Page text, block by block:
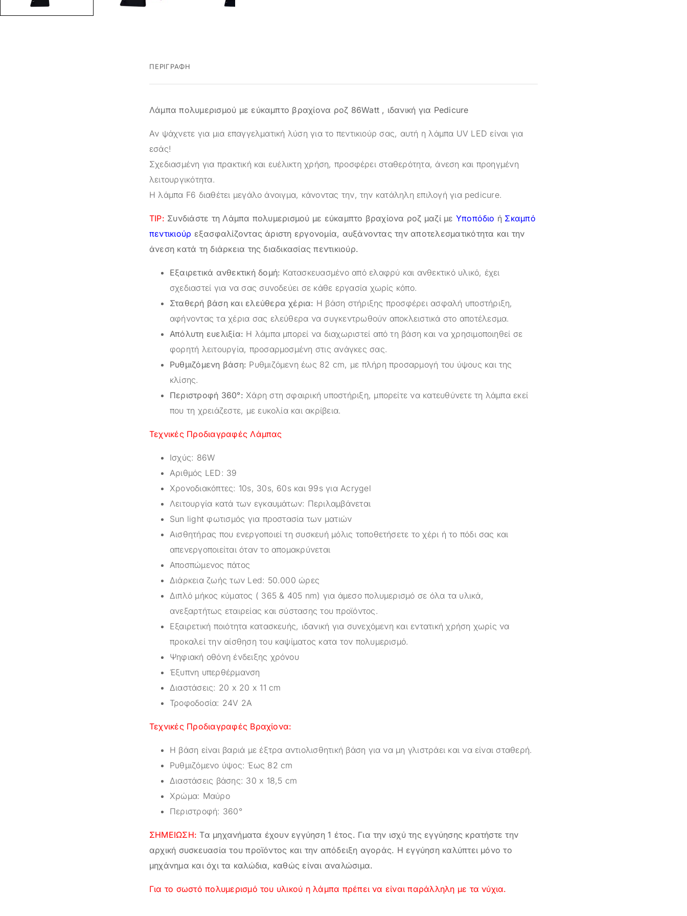
ΠΕΡΙΓΡΑΦΉ
Λάμπα πολυμερισμού με εύκαμπτο βραχίονα ροζ 86Watt , ιδανική για Pedicure
Αν ψάχνετε για μια επαγγελματική λύση για το πεντικιούρ σας, αυτή η λάμπα UV LED είναι για
εσάς!
Σχεδιασμένη για πρακτική και ευέλικτη χρήση, προσφέρει σταθερότητα, άνεση και προηγμένη
λειτουργικότητα.
Η λάμπα F6 διαθέτει μεγάλο άνοιγμα, κάνοντας την, την κατάληλη επιλογή για pedicure.
TIP: Συνδιάστε τη Λάμπα πολυμερισμού με εύκαμπτο βραχίονα ροζ μαζί με Υποπόδιο ή Σκαμπό
πεντικιούρ εξασφαλίζοντας άριστη εργονομία, αυξάνοντας την αποτελεσματικότητα και την
άνεση κατά τη διάρκεια της διαδικασίας πεντικιούρ.
Εξαιρετικά ανθεκτική δομή: Κατασκευασμένο από ελαφρύ και ανθεκτικό υλικό, έχει
σχεδιαστεί για να σας συνοδεύει σε κάθε εργασία χωρίς κόπο.
Σταθερή βάση και ελεύθερα χέρια: Η βάση στήριξης προσφέρει ασφαλή υποστήριξη,
αφήνοντας τα χέρια σας ελεύθερα να συγκεντρωθούν αποκλειστικά στο αποτέλεσμα.
Απόλυτη ευελιξία: Η λάμπα μπορεί να διαχωριστεί από τη βάση και να χρησιμοποιηθεί σε
φορητή λειτουργία, προσαρμοσμένη στις ανάγκες σας.
Ρυθμιζόμενη βάση: Ρυθμιζόμενη έως 82 cm, με πλήρη προσαρμογή του ύψους και της
κλίσης.
Περιστροφή 360°: Χάρη στη σφαιρική υποστήριξη, μπορείτε να κατευθύνετε τη λάμπα εκεί
που τη χρειάζεστε, με ευκολία και ακρίβεια.
Τεχνικές Προδιαγραφές Λάμπας
Ισχύς: 86W
Αριθμός LED: 39
Χρονοδιακόπτες: 10s, 30s, 60s και 99s για Acrygel
Λειτουργία κατά των εγκαυμάτων: Περιλαμβάνεται
Sun light φωτισμός για προστασία των ματιών
Αισθητήρας που ενεργοποιεί τη συσκευή μόλις τοποθετήσετε το χέρι ή το πόδι σας και
απενεργοποιείται όταν το απομακρύνεται
Αποσπώμενος πάτος
Διάρκεια ζωής των Led: 50.000 ώρες
Διπλό μήκος κύματος ( 365 & 405 nm) για άμεσο πολυμερισμό σε όλα τα υλικά,
ανεξαρτήτως εταιρείας και σύστασης του προϊόντος.
Εξαιρετική ποιότητα κατασκευής, ιδανική για συνεχόμενη και εντατική χρήση χωρίς να
προκαλεί την αίσθηση του καψίματος κατα τον πολυμερισμό.
Ψηφιακή οθόνη ένδειξης χρόνου
Έξυπνη υπερθέρμανση
Διαστάσεις: 20 x 20 x 11 cm
Τροφοδοσία: 24V 2A
Τεχνικές Προδιαγραφές Βραχίονα:
Η βάση είναι βαριά με έξτρα αντιολισθητική βάση για να μη γλιστράει και να είναι σταθερή.
Ρυθμιζόμενο ύψος: Έως 82 cm
Διαστάσεις βάσης: 30 x 18,5 cm
Χρώμα: Μαύρο
Περιστροφή: 360°
ΣΗΜΕΙΩΣΗ: Τα μηχανήματα έχουν εγγύηση 1 έτος. Για την ισχύ της εγγύησης κρατήστε την
αρχική συσκευασία του προϊόντος και την απόδειξη αγοράς. Η εγγύηση καλύπτει μόνο το
μηχάνημα και όχι τα καλώδια, καθώς είναι αναλώσιμα.
Για το σωστό πολυμερισμό του υλικού η λάμπα πρέπει να είναι παράλληλη με τα νύχια.